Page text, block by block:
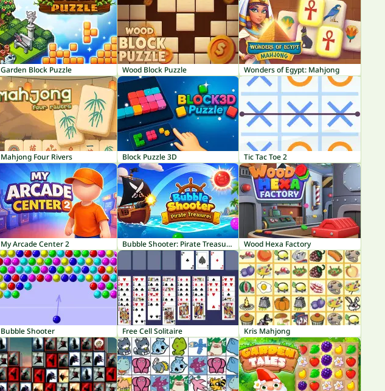
Garden Block Puzzle Wood Block Puzzle Wonders of Egypt: Mahjong
Mahjong Four Rivers Block Puzzle 3D Tic Tac Toe 2
My Arcade Center 2 Bubble Shooter: Pirate Treasures Wood Hexa Factory
Bubble Shooter Free Cell Solitaire Kris Mahjong